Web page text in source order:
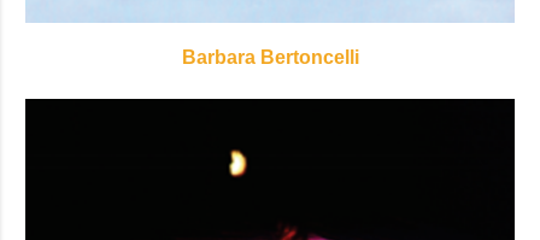
Barbara Bertoncelli